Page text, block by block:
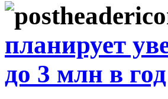
планирует
до 3 млн в год